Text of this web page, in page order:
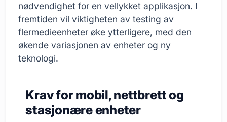
nødvendighet for en vellykket applikasjon. I
fremtiden vil viktigheten av testing av
flermedieenheter øke ytterligere, med den
økende variasjonen av enheter og ny
teknologi.
Krav for mobil, nettbrett og
stasjonære enheter